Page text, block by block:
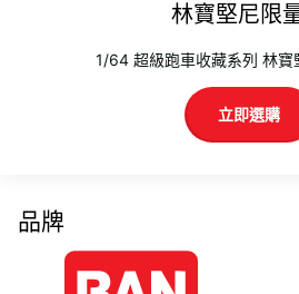
林寶堅尼限
1/64 超級跑車收藏系列 林寶
立即選購
品牌